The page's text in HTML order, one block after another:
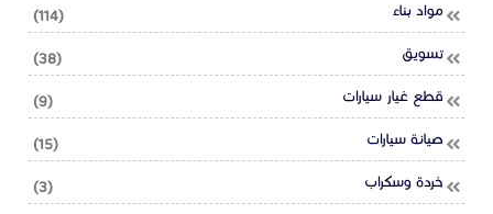
(114) مواد بناء
(38) تسويق
(9) قطع غيار سيارات
(15) صيانة سيارات
(3) خردة وسكراب